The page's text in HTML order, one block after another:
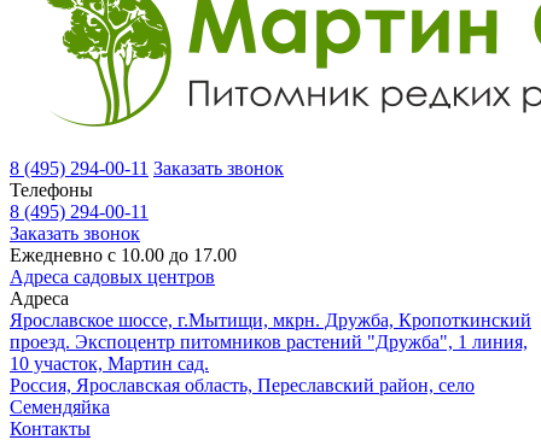
8 (495) 294-00-11 Заказать звонок
Телефоны
8 (495) 294-00-11
Заказать звонок
Ежедневно с 10.00 до 17.00
Адреса садовых центров
Адреса
Ярославское шоссе, г.Мытищи, мкрн. Дружба, Кропоткинский
проезд. Экспоцентр питомников растений "Дружба", 1 линия,
10 участок, Мартин сад.
Россия, Ярославская область, Переславский район, село
Семендяйка
Контакты